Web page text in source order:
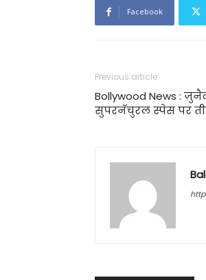
Facebook
Previous article
Bollywood News :
सुपरनॅचुरल स्पेस पर